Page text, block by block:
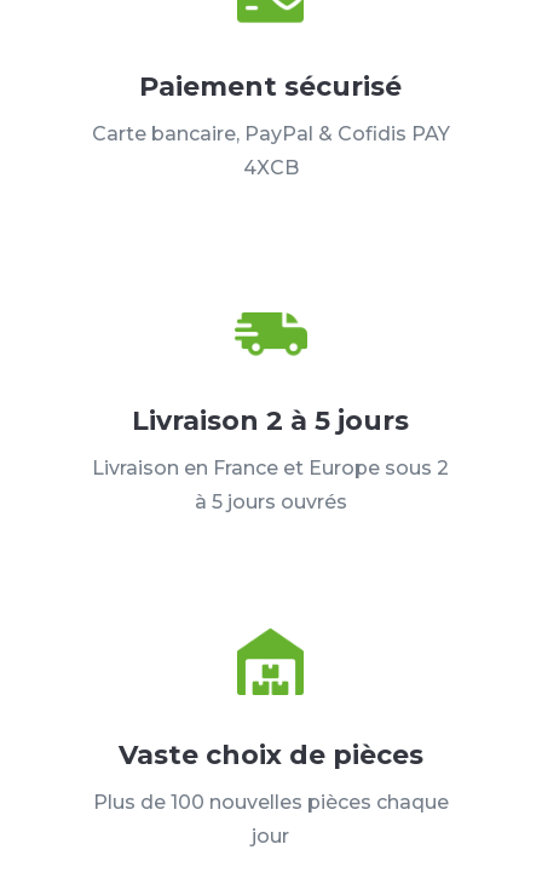
Paiement sécurisé
Carte bancaire, PayPal & Cofidis PAY
4XCB
Livraison 2 à 5 jours
Livraison en France et Europe sous 2
à 5 jours ouvrés
Vaste choix de pièces
Plus de 100 nouvelles pièces chaque
jour